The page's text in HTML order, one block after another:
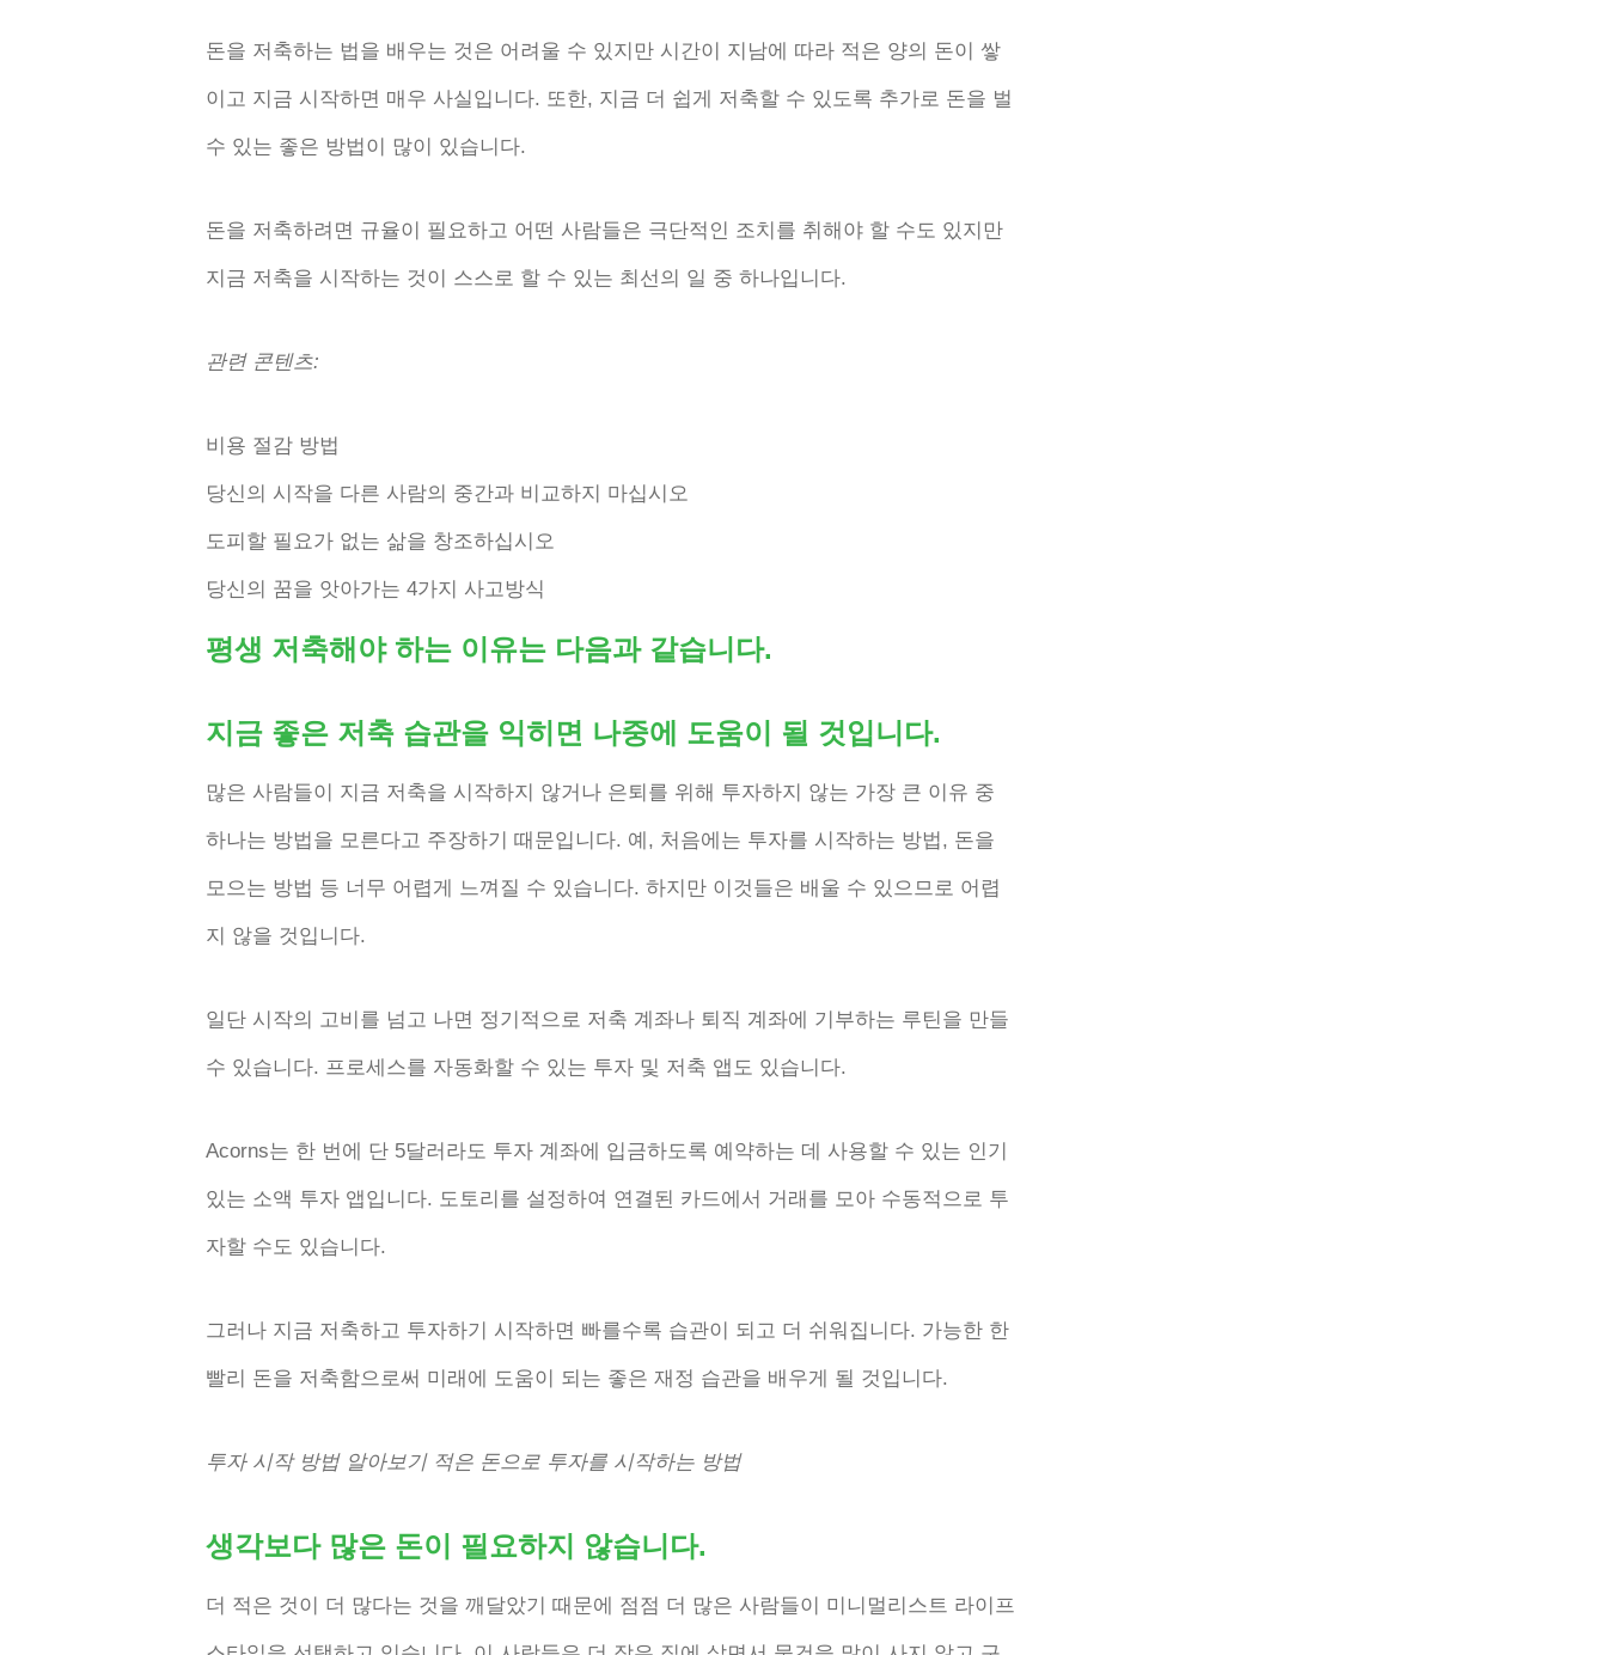
돈을 저축하는 법을 배우는 것은 어려울 수 있지만 시간이 지남에 따라 적은 양의 돈이 쌓
이고 지금 시작하면 매우 사실입니다. 또한, 지금 더 쉽게 저축할 수 있도록 추가로 돈을 벌
수 있는 좋은 방법이 많이 있습니다.
돈을 저축하려면 규율이 필요하고 어떤 사람들은 극단적인 조치를 취해야 할 수도 있지만
지금 저축을 시작하는 것이 스스로 할 수 있는 최선의 일 중 하나입니다.
관련 콘텐츠:
비용 절감 방법
당신의 시작을 다른 사람의 중간과 비교하지 마십시오
도피할 필요가 없는 삶을 창조하십시오
당신의 꿈을 앗아가는 4가지 사고방식
평생 저축해야 하는 이유는 다음과 같습니다.
지금 좋은 저축 습관을 익히면 나중에 도움이 될 것입니다.
많은 사람들이 지금 저축을 시작하지 않거나 은퇴를 위해 투자하지 않는 가장 큰 이유 중
하나는 방법을 모른다고 주장하기 때문입니다. 예, 처음에는 투자를 시작하는 방법, 돈을
모으는 방법 등 너무 어렵게 느껴질 수 있습니다. 하지만 이것들은 배울 수 있으므로 어렵
지 않을 것입니다.
일단 시작의 고비를 넘고 나면 정기적으로 저축 계좌나 퇴직 계좌에 기부하는 루틴을 만들
수 있습니다. 프로세스를 자동화할 수 있는 투자 및 저축 앱도 있습니다.
Acorns는 한 번에 단 5달러라도 투자 계좌에 입금하도록 예약하는 데 사용할 수 있는 인기
있는 소액 투자 앱입니다. 도토리를 설정하여 연결된 카드에서 거래를 모아 수동적으로 투
자할 수도 있습니다.
그러나 지금 저축하고 투자하기 시작하면 빠를수록 습관이 되고 더 쉬워집니다. 가능한 한
빨리 돈을 저축함으로써 미래에 도움이 되는 좋은 재정 습관을 배우게 될 것입니다.
투자 시작 방법 알아보기 적은 돈으로 투자를 시작하는 방법
생각보다 많은 돈이 필요하지 않습니다.
더 적은 것이 더 많다는 것을 깨달았기 때문에 점점 더 많은 사람들이 미니멀리스트 라이프